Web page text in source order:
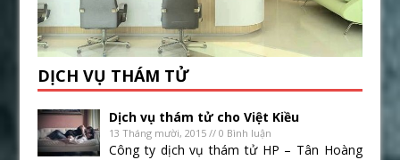
DỊCH VỤ THÁM TỬ
Dịch vụ thám tử cho Việt Kiều
13 Tháng mười, 2015 // 0 Bình luận
Công ty dịch vụ thám tử HP – Tân Hoàng